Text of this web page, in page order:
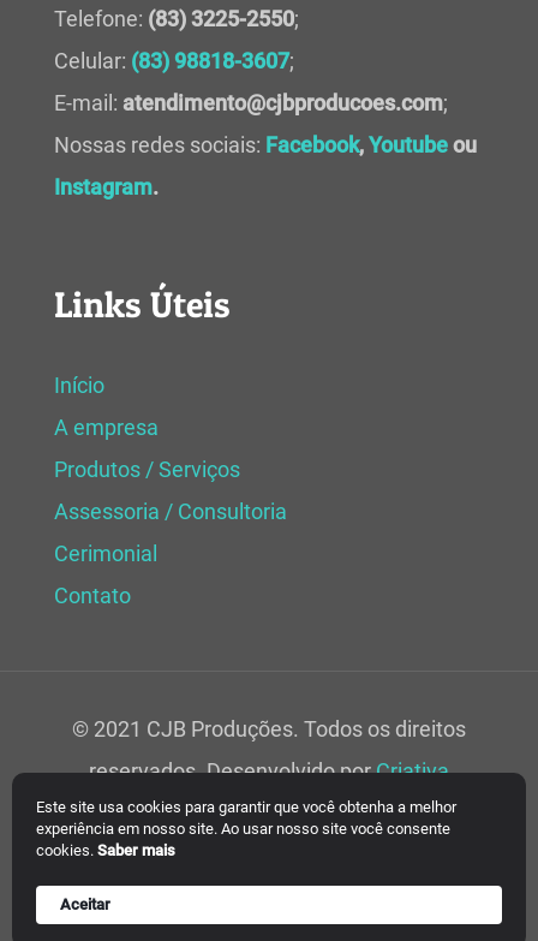
Este site usa cookies para garantir que você obtenha a melhor
experiência em nosso site. Ao usar nosso site você consente
cookies. Saber mais
Aceitar
Telefone: (83) 3225-2550;
Celular: (83) 98818-3607;
E-mail: atendimento@cjbproducoes.com;
Nossas redes sociais: Facebook,Youtubeou
Instagram.
Links Úteis
Início
A empresa
Produtos / Serviços
Assessoria / Consultoria
Cerimonial
Contato
© 2021 CJB Produções. Todos os direitos
reservados. Desenvolvido porCriativa
Soluções Web.